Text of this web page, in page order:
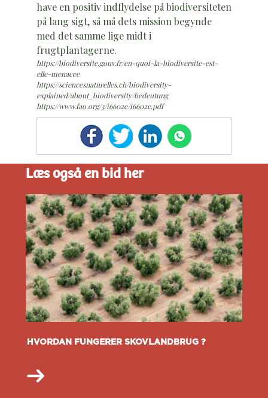
have en positiv indflydelse på biodiversiteten
på lang sigt, så må dets mission begynde
med det samme lige midt i
frugtplantagerne.
https://biodiversite.gouv.fr/en-quoi-la-biodiversite-est-
elle-menacee
https://sciencesnaturelles.ch/biodiversity-
explained/about_biodiversity/bedeutung
https://www.fao.org/3/i6602e/i6602e.pdf
Læs også en bid her
HVORDAN FUNGERER SKOVLANDBRUG ?